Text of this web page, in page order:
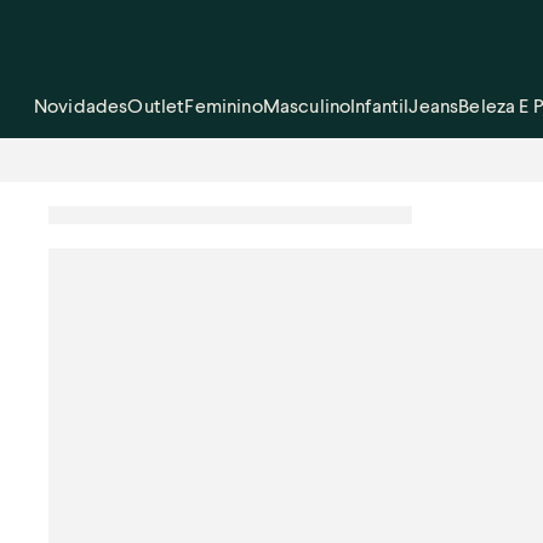
NovidadesOutletFemininoMasculinoInfantilJeansBeleza E